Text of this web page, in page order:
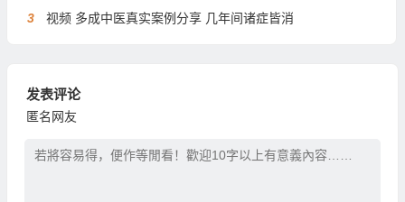
3
视频 多成中医真实案例分享 几年间诸症皆消
发表评论
匿名网友